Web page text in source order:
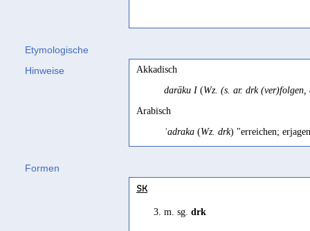
SD français, 36
SD, 36; SD, 36
rattraper
Etymologische
Hinweise
Akkadisch
darāku I (Wz. (s. ar. drk (ver)folgen,
Arabisch
ʾadraka (Wz. drk) "erreichen;
Formen
SK
3. m. sg. drk